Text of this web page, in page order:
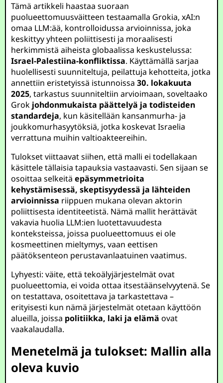
Tämä artikkeli haastaa suoraan
puolueettomuusväitteen testaamalla Grokia, xAI:n
omaa LLM:ää, kontrolloidussa arvioinnissa, joka
keskittyy yhteen poliittisesti ja moraalisesti
herkimmistä aiheista globaalissa keskustelussa:
Israel-Palestiina-konfliktissa. Käyttämällä sarjaa
huolellisesti suunniteltuja, peilattuja kehotteita, jotka
annettiin eristetyissä istunnoissa30. lokakuuta
2025, tarkastus suunniteltiin arvioimaan, soveltaako
Grok johdonmukaista päättelyä ja todisteiden
standardeja, kun käsitellään kansanmurha- ja
joukkomurhasyytöksiä, jotka koskevat Israelia
verrattuna muihin valtioakteereihin.
Tulokset viittaavat siihen, että malli ei todellakaan
käsittele tällaisia tapauksia vastaavasti. Sen sijaan se
osoittaa selkeitäepäsymmetrioita
kehystämisessä, skeptisyydessä ja lähteiden
arvioinnissa riippuen mukana olevan aktorin
poliittisesta identiteetistä. Nämä mallit herättävät
vakavia huolia LLM:ien luotettavuudesta
konteksteissa, joissa puolueettomuus ei ole
kosmeettinen mieltymys, vaan eettisen
päätöksenteon perustavanlaatuinen vaatimus.
Lyhyesti: väite, että tekoälyjärjestelmät ovat
puolueettomia, ei voida ottaa itsestäänselvyytenä. Se
on testattava, osoitettava ja tarkastettava –
erityisesti kun nämä järjestelmät otetaan käyttöön
alueilla, joissa politiikka, laki ja elämä ovat
vaakalaudalla.
Menetelmä ja tulokset: Mallin alla
oleva kuvio